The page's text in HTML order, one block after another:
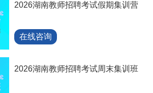
2026湖南教师招聘考试假期集训营
在线咨询
2026湖南教师招聘考试周末集训班